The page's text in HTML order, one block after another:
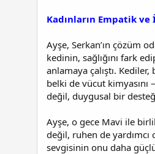
Kadınların Empatik ve
Ayşe, Serkan’ın çözüm
kedinin, sağlığını fark
anlamaya çalıştı.
belki de vücut kimyasını
değil, duygusal bir
Ayşe, o gece Mavi ile
değil, ruhen de
sevgisinin onu daha